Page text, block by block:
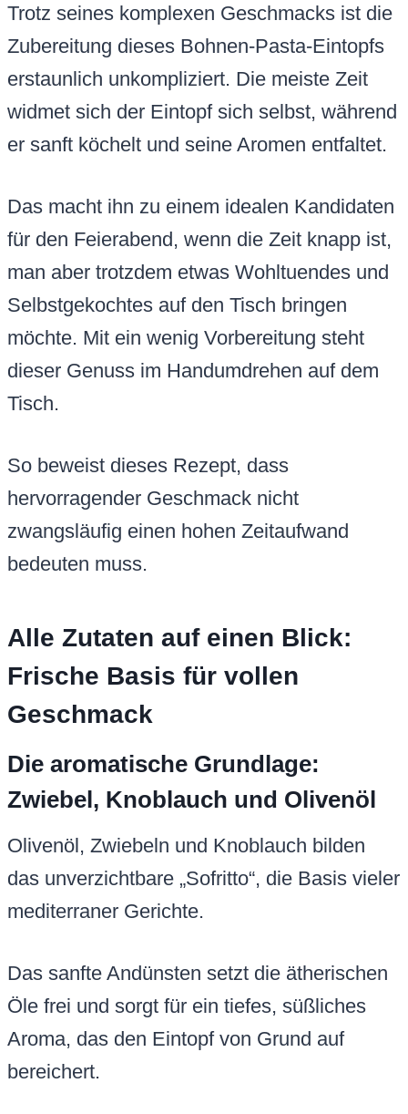
Trotz seines komplexen Geschmacks ist die
Zubereitung dieses Bohnen-Pasta-Eintopfs
erstaunlich unkompliziert. Die meiste Zeit
widmet sich der Eintopf sich selbst, während
er sanft köchelt und seine Aromen entfaltet.
Das macht ihn zu einem idealen Kandidaten
für den Feierabend, wenn die Zeit knapp ist,
man aber trotzdem etwas Wohltuendes und
Selbstgekochtes auf den Tisch bringen
möchte. Mit ein wenig Vorbereitung steht
dieser Genuss im Handumdrehen auf dem
Tisch.
So beweist dieses Rezept, dass
hervorragender Geschmack nicht
zwangsläufig einen hohen Zeitaufwand
bedeuten muss.
Alle Zutaten auf einen Blick:
Frische Basis für vollen
Geschmack
Die aromatische Grundlage:
Zwiebel, Knoblauch und Olivenöl
Olivenöl, Zwiebeln und Knoblauch bilden
das unverzichtbare „Sofritto“, die Basis vieler
mediterraner Gerichte.
Das sanfte Andünsten setzt die ätherischen
Öle frei und sorgt für ein tiefes, süßliches
Aroma, das den Eintopf von Grund auf
bereichert.